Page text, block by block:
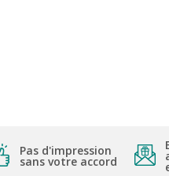
Pas d'impression
sans votre accord